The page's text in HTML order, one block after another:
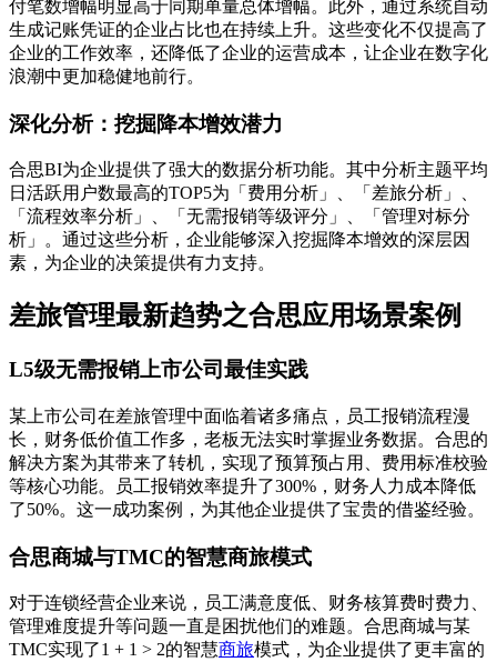
付笔数增幅明显高于同期单量总体增幅。此外，通过系统自动
生成记账凭证的企业占比也在持续上升。这些变化不仅提高了
企业的工作效率，还降低了企业的运营成本，让企业在数字化
浪潮中更加稳健地前行。
深化分析：挖掘降本增效潜力
合思BI为企业提供了强大的数据分析功能。其中分析主题平均
日活跃用户数最高的TOP5为「费用分析」、「差旅分析」、
「流程效率分析」、「无需报销等级评分」、「管理对标分
析」。通过这些分析，企业能够深入挖掘降本增效的深层因
素，为企业的决策提供有力支持。
差旅管理最新趋势之合思应用场景案例
L5级无需报销上市公司最佳实践
某上市公司在差旅管理中面临着诸多痛点，员工报销流程漫
长，财务低价值工作多，老板无法实时掌握业务数据。合思的
解决方案为其带来了转机，实现了预算预占用、费用标准校验
等核心功能。员工报销效率提升了300%，财务人力成本降低
了50%。这一成功案例，为其他企业提供了宝贵的借鉴经验。
合思商城与TMC的智慧商旅模式
对于连锁经营企业来说，员工满意度低、财务核算费时费力、
管理难度提升等问题一直是困扰他们的难题。合思商城与某
TMC实现了1 + 1 > 2的智慧商旅模式，为企业提供了更丰富的